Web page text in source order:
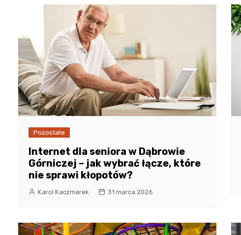
Pozostałe
Internet dla seniora w Dąbrowie
Górniczej – jak wybrać łącze, które
nie sprawi kłopotów?
Karol Kaczmarek 31 marca 2026